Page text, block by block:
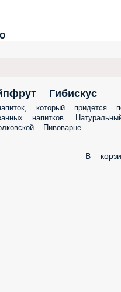
Гибискус
придется по вкусу всем
лимонад,
В